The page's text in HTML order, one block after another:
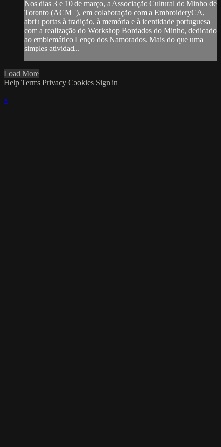
Nos dias 3 e 10 de março, a Associação Cultural do Minho de
Toronto (ACMT), em colaboração com a EmbroideryCA,
abriu portas à tradição, à memória e à identidade portuguesa
com a realização do Workshop Bordados do Minho, dedicado
ao emblemático Lenço dos Namorados. Mais do que uma
simples atividad...
Load More
Help Terms Privacy Cookies Sign in
×